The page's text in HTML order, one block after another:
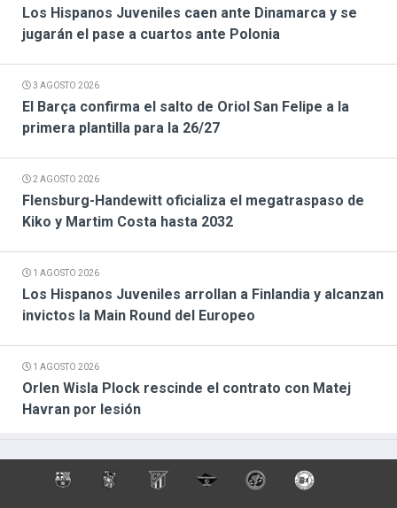
Los Hispanos Juveniles caen ante Dinamarca y se
jugarán el pase a cuartos ante Polonia
3 AGOSTO 2026
El Barça confirma el salto de Oriol San Felipe a la
primera plantilla para la 26/27
2 AGOSTO 2026
Flensburg-Handewitt oficializa el megatraspaso de
Kiko y Martim Costa hasta 2032
1 AGOSTO 2026
Los Hispanos Juveniles arrollan a Finlandia y alcanzan
invictos la Main Round del Europeo
1 AGOSTO 2026
Orlen Wisla Plock rescinde el contrato con Matej
Havran por lesión